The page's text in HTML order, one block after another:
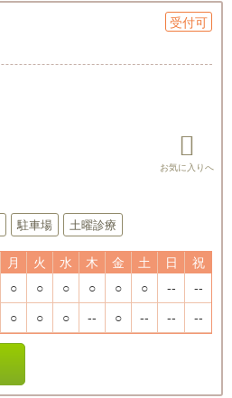
受付可
駐車場 土曜診療
月 火 水 木 金 土 日
祝
○ ○ ○ ○ ○ ○ -- --
○ ○ ○ -- ○ -- -- --